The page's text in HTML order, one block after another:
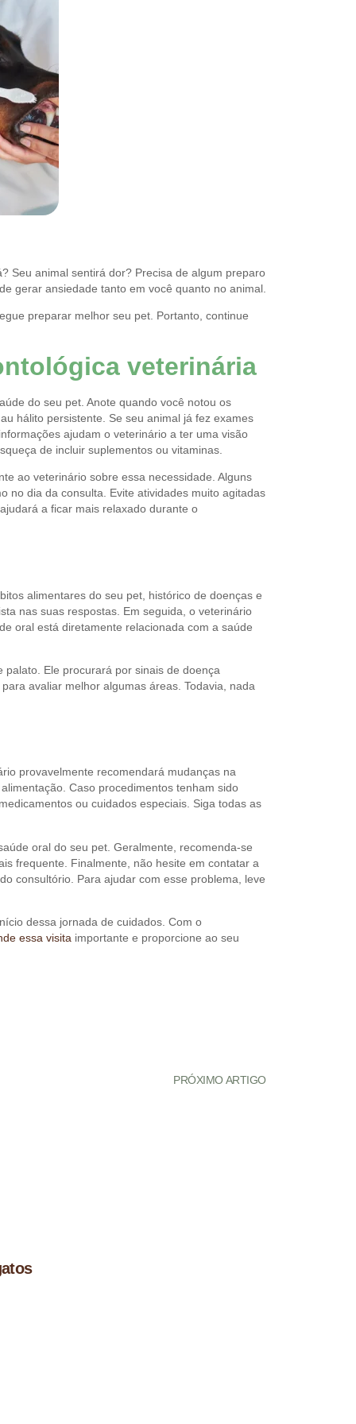
Seu animal sentirá dor? Precisa de algum preparo
gerar ansiedade tanto em você quanto no animal.
preparar melhor seu pet. Portanto, continue
veterinária
do seu pet. Anote quando você notou os
hálito persistente. Se seu animal já fez exames
ajudam o veterinário a ter uma visão
de incluir suplementos ou vitaminas.
ao veterinário sobre essa necessidade. Alguns
no dia da consulta. Evite atividades muito agitadas
a ficar mais relaxado durante o
alimentares do seu pet, histórico de doenças e
nas suas respostas. Em seguida, o veterinário
oral está diretamente relacionada com a saúde
Ele procurará por sinais de doença
avaliar melhor algumas áreas. Todavia, nada
provavelmente recomendará mudanças na
Caso procedimentos tenham sido
ou cuidados especiais. Siga todas as
oral do seu pet. Geralmente, recomenda-se
frequente. Finalmente, não hesite em contatar a
consultório. Para ajudar com esse problema, leve
dessa jornada de cuidados. Com o
essa visita importante e proporcione ao seu
PRÓXIMO ARTIGO